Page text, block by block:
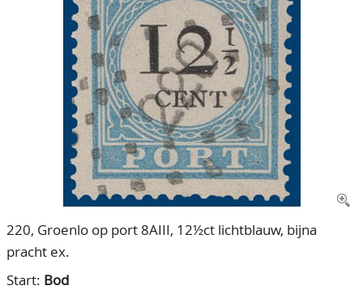
Ons Team
80 jarig bestaan
220, Groenlo op port 8AIII, 12½ct lichtblauw, bijna
pracht ex.
Start: Bod